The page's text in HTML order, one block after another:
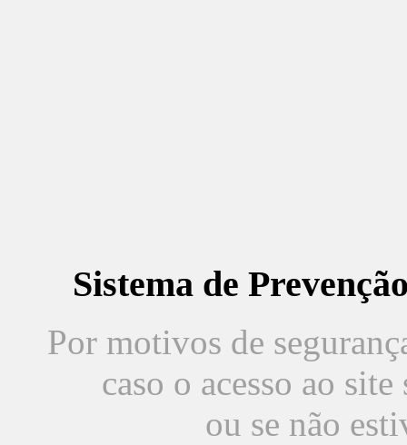
Sistema de
Por motivos de
caso o acesso ao
ou se não